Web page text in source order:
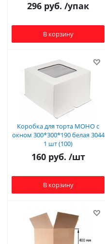
296 руб. /упак
В корзину
Коробка для торта МОНО с
окном 300*300*190 белая 3044
1 шт (100)
160руб. /шт
В корзину